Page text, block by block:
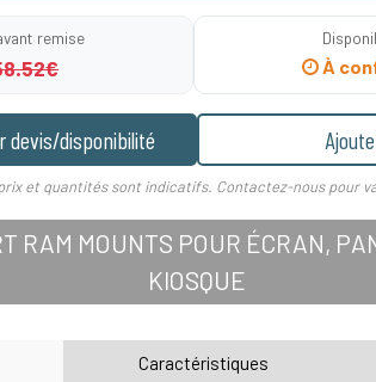
remise
À
devis/disponibilité
et quantités sont indicatifs. Contactez-nous pour
RAM MOUNTS POUR ÉCRAN,
KIOSQUE
Caractéristiques